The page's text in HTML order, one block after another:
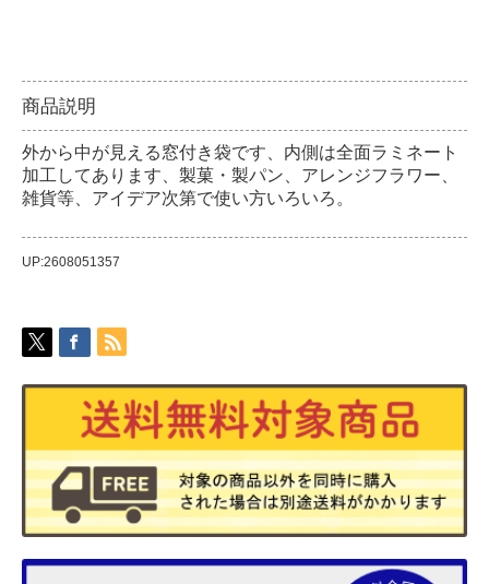
商品説明
外から中が見える窓付き袋です、内側は全面ラミネート
加工してあります、製菓・製パン、アレンジフラワー、
雑貨等、アイデア次第で使い方いろいろ。
UP:2608051357